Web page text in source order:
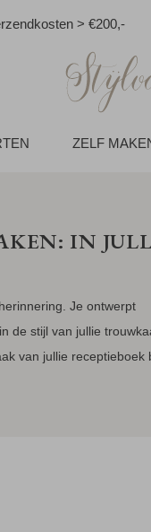
> €200,-
ZELF
IN
Je ontwerpt
de stijl van jullie
van jullie receptieboek